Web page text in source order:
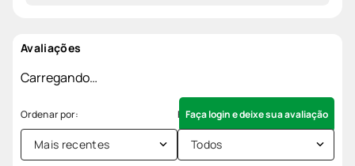
Avaliações
Carregando…
Faça login e deixe sua avaliação
Mais recentes Todos